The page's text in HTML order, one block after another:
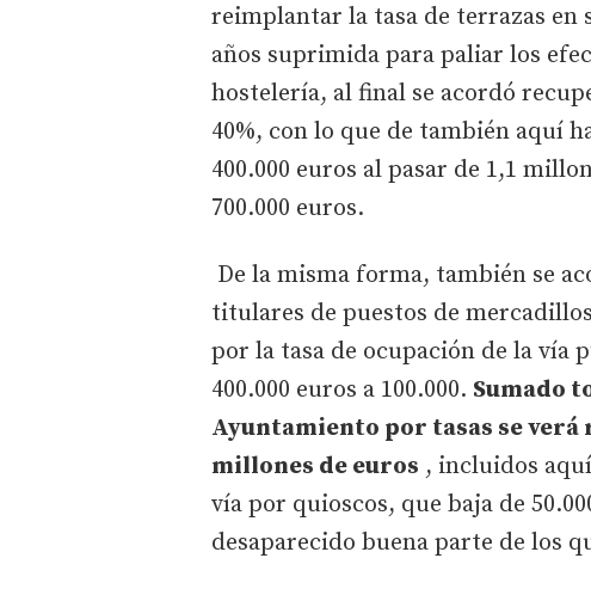
reimplantar la tasa de terrazas en
años suprimida para paliar los
hostelería, al final se acordó
40%, con lo que de también aquí
400.000 euros al pasar de 1,1
700.000 euros.
De la misma forma, también se
titulares de puestos de
por la tasa de ocupación de la vía
400.000 euros a 100.000. Sumado
Ayuntamiento por tasas se verá
millones de euros , incluidos
vía por quioscos, que baja de
desaparecido buena parte de los